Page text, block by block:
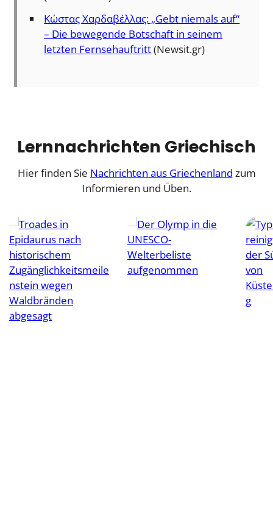
Κώστας Χαρδαβέλλας: „Gebt niemals auf“
– Die bewegende Botschaft in seinem
letzten Fernsehauftritt(Newsit.gr)
Lernnachrichten Griechisch
Hier finden Sie Nachrichten aus Griechenland zum
Informieren und Üben.